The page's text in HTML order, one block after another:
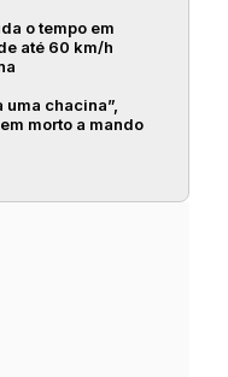
o tempo em
até 60 km/h
uma chacina”,
morto a mando